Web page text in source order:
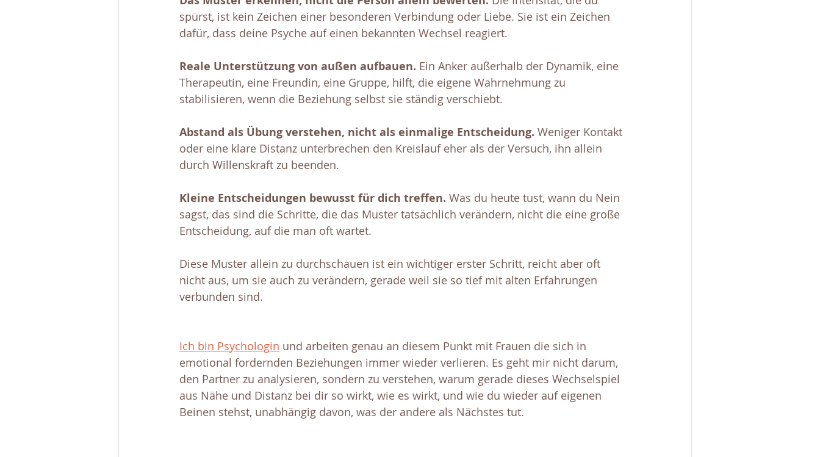
spürst, ist kein Zeichen einer besonderen Verbindung oder Liebe. Sie ist ein Zeichen
dafür, dass deine Psyche auf einen bekannten Wechsel reagiert.
Reale Unterstützung von außen aufbauen. Ein Anker außerhalb der Dynamik, eine
Therapeutin, eine Freundin, eine Gruppe, hilft, die eigene Wahrnehmung zu
stabilisieren, wenn die Beziehung selbst sie ständig verschiebt.
Abstand als Übung verstehen, nicht als einmalige Entscheidung. Weniger Kontakt
oder eine klare Distanz unterbrechen den Kreislauf eher als der Versuch, ihn allein
durch Willenskraft zu beenden.
Kleine Entscheidungen bewusst für dich treffen. Was du heute tust, wann du Nein
sagst, das sind die Schritte, die das Muster tatsächlich verändern, nicht die eine große
Entscheidung, auf die man oft wartet.
Diese Muster allein zu durchschauen ist ein wichtiger erster Schritt, reicht aber oft
nicht aus, um sie auch zu verändern, gerade weil sie so tief mit alten Erfahrungen
verbunden sind.
Ich bin Psychologin und arbeiten genau an diesem Punkt mit Frauen die sich in
emotional fordernden Beziehungen immer wieder verlieren. Es geht mir nicht darum,
den Partner zu analysieren, sondern zu verstehen, warum gerade dieses Wechselspiel
aus Nähe und Distanz bei dir so wirkt, wie es wirkt, und wie du wieder auf eigenen
Beinen stehst, unabhängig davon, was der andere als Nächstes tut.